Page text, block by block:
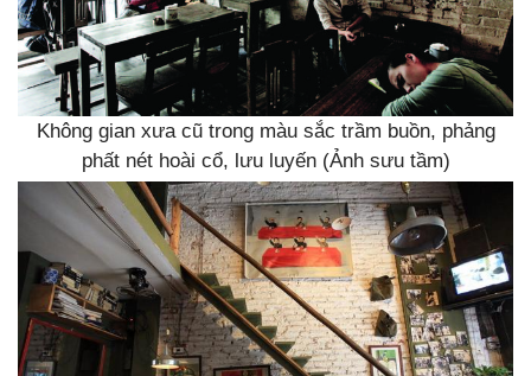
Không gian xưa cũ trong màu sắc trầm buồn, phảng
phất nét hoài cổ, lưu luyến (Ảnh sưu tầm)